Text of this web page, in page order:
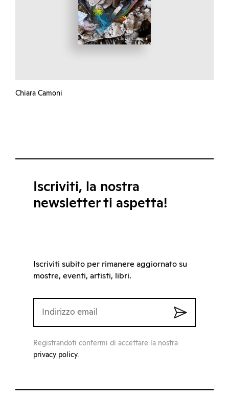
Chiara Camoni
Iscriviti, la nostra
newsletter ti aspetta!
Iscriviti subito per rimanere aggiornato su
mostre, eventi, artisti, libri.
Registrandoti confermi di accettare la nostra
privacy policy.